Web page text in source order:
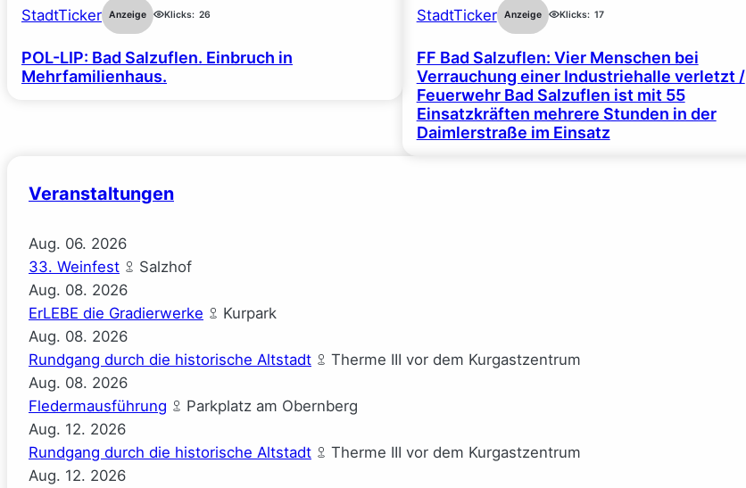
StadtTicker Anzeige Klicks: 26
POL-LIP: Bad Salzuflen. Einbruch in
Mehrfamilienhaus.
StadtTicker Anzeige Klicks: 17
FF Bad Salzuflen: Vier Menschen bei
Verrauchung einer Industriehalle verletzt /
Feuerwehr Bad Salzuflen ist mit 55
Einsatzkräften mehrere Stunden in der
Daimlerstraße im Einsatz
Veranstaltungen
Aug. 06. 2026
33. Weinfest
Salzhof
Aug. 08. 2026
ErLEBE die Gradierwerke
Kurpark
Aug. 08. 2026
Rundgang durch die historische Altstadt
Therme III vor dem Kurgastzentrum
Aug. 08. 2026
Fledermausführung
Parkplatz am Obernberg
Aug. 12. 2026
Rundgang durch die historische Altstadt
Therme III vor dem Kurgastzentrum
Aug. 12. 2026